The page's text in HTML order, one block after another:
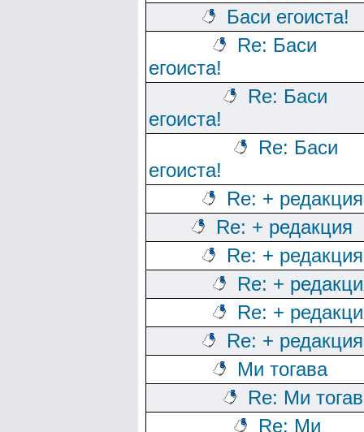
Баси егоиста!
Re: Баси
егоиста!
Re: Баси
егоиста!
Re: Баси
егоиста!
Re: + редакция
Re: + редакция
Re: + редакция
Re: +
Re: +
Re: + редакция
Ми тогава
Re: Ми
Re: Ми